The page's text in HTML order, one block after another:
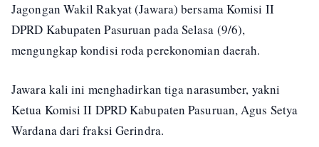
Jagongan Wakil Rakyat (Jawara) bersama Komisi II
DPRD Kabupaten Pasuruan pada Selasa (9/6),
mengungkap kondisi roda perekonomian daerah.
Jawara kali ini menghadirkan tiga narasumber, yakni
Ketua Komisi II DPRD Kabupaten Pasuruan, Agus Setya
Wardana dari fraksi Gerindra.